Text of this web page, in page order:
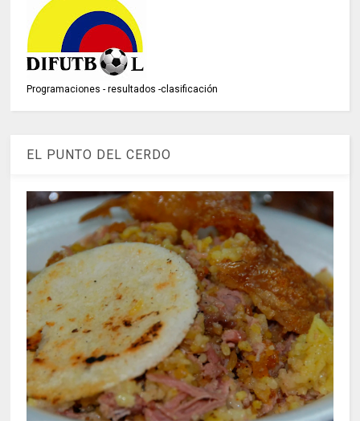
Programaciones - resultados -clasificación
EL PUNTO DEL CERDO